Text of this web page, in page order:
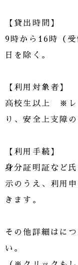
【貸出時間】
9時から16時（
日を除く。
【利用対象者】
高校生以上 ※レ
り、安全上支障
【利用手続】
身分証明証など
示のうえ、利用
きます。
その他詳細はに
い。